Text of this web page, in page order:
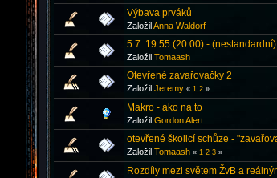
Výbava prváků
ZaložilAnna Waldorf
5.7. 19:55 (20:00) -
Založil Tomaash
Otevřené zavařovačky 2
Založil Jeremy « 1 2 »
Makro - ako na to
Založil Gordon Alert
otevřené školicí schůze -
Založil Tomaash « 1 2 3 »
Rozdíly mezi světem ŽvB a